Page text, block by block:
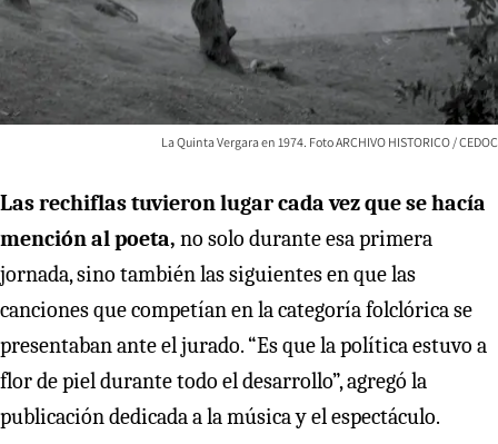
La Quinta Vergara en 1974. Foto ARCHIVO HISTORICO / CEDOC
Las rechiflas tuvieron lugar cada vez que se hacía
mención al poeta, no solo durante esa primera
jornada, sino también las siguientes en que las
canciones que competían en la categoría folclórica se
presentaban ante el jurado. “Es que la política estuvo a
flor de piel durante todo el desarrollo”, agregó la
publicación dedicada a la música y el espectáculo.